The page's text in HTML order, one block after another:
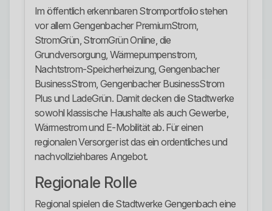
Im öffentlich erkennbaren Stromportfolio stehen
vor allem Gengenbacher PremiumStrom,
StromGrün, StromGrün Online, die
Grundversorgung, Wärmepumpenstrom,
Nachtstrom-Speicherheizung, Gengenbacher
BusinessStrom, Gengenbacher BusinessStrom
Plus und LadeGrün. Damit decken die Stadtwerke
sowohl klassische Haushalte als auch Gewerbe,
Wärmestrom und E-Mobilität ab. Für einen
regionalen Versorger ist das ein ordentliches und
nachvollziehbares Angebot.
Regionale Rolle
Regional spielen die Stadtwerke Gengenbach eine